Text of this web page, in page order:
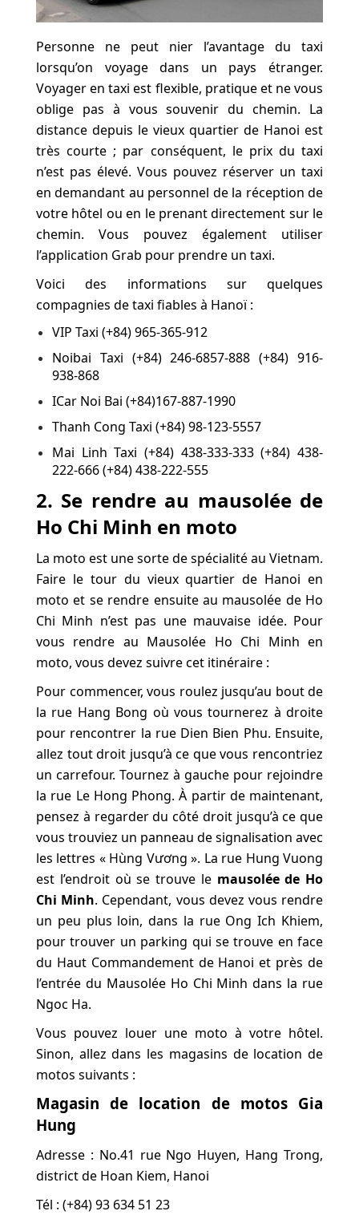
Personne ne peut nier l’avantage du taxi
lorsqu’on voyage dans un pays étranger.
Voyager en taxi est flexible, pratique et ne vous
oblige pas à vous souvenir du chemin. La
distance depuis le vieux quartier de Hanoi est
très courte ; par conséquent, le prix du taxi
n’est pas élevé. Vous pouvez réserver un taxi
en demandant au personnel de la réception de
votre hôtel ou en le prenant directement sur le
chemin. Vous pouvez également utiliser
l’application Grab pour prendre un taxi.
Voici des informations sur quelques
compagnies de taxi fiables à Hanoï :
VIP Taxi (+84) 965-365-912
Noibai Taxi (+84) 246-6857-888 (+84) 916-
938-868
ICar Noi Bai (+84)167-887-1990
Thanh Cong Taxi (+84) 98-123-5557
Mai Linh Taxi (+84) 438-333-333 (+84) 438-
222-666 (+84) 438-222-555
2. Se rendre au mausolée de
Ho Chi Minh en moto
La moto est une sorte de spécialité au Vietnam.
Faire le tour du vieux quartier de Hanoi en
moto et se rendre ensuite au mausolée de Ho
Chi Minh n’est pas une mauvaise idée. Pour
vous rendre au Mausolée Ho Chi Minh en
moto, vous devez suivre cet itinéraire :
Pour commencer, vous roulez jusqu’au bout de
la rue Hang Bong où vous tournerez à droite
pour rencontrer la rue Dien Bien Phu. Ensuite,
allez tout droit jusqu’à ce que vous rencontriez
un carrefour. Tournez à gauche pour rejoindre
la rue Le Hong Phong. À partir de maintenant,
pensez à regarder du côté droit jusqu’à ce que
vous trouviez un panneau de signalisation avec
les lettres « Hùng Vương ». La rue Hung Vuong
est l’endroit où se trouve le mausolée de Ho
Chi Minh. Cependant, vous devez vous rendre
un peu plus loin, dans la rue Ong Ich Khiem,
pour trouver un parking qui se trouve en face
du Haut Commandement de Hanoi et près de
l’entrée du Mausolée Ho Chi Minh dans la rue
Ngoc Ha.
Vous pouvez louer une moto à votre hôtel.
Sinon, allez dans les magasins de location de
motos suivants :
Magasin de location de motos Gia
Hung
Adresse : No.41 rue Ngo Huyen, Hang Trong,
district de Hoan Kiem, Hanoi
Tél : (+84) 93 634 51 23